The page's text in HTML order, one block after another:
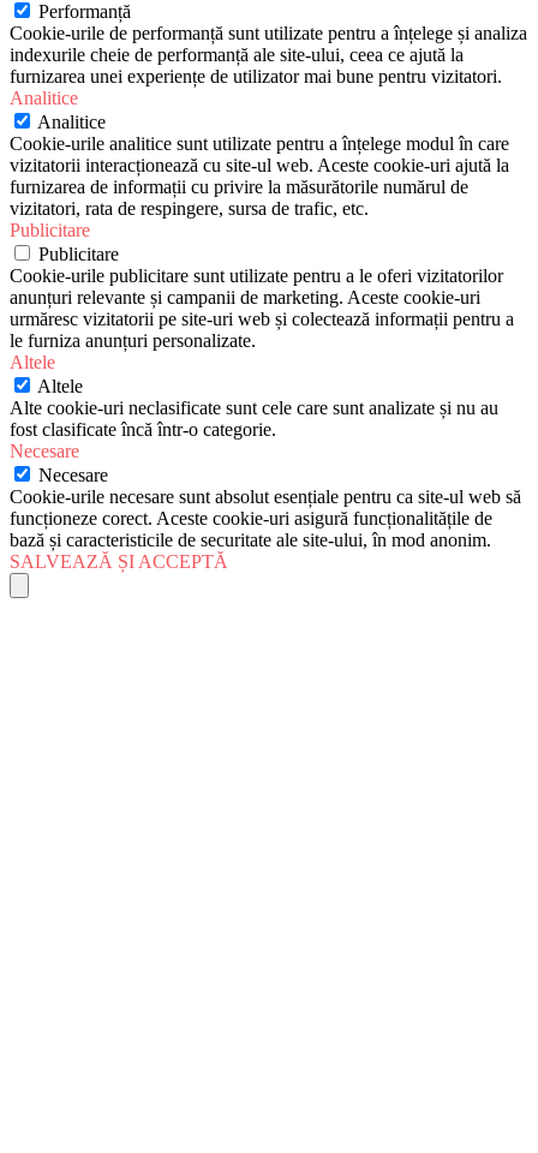
Performanță
Cookie-urile de performanță sunt utilizate pentru a înțelege și analiza
indexurile cheie de performanță ale site-ului, ceea ce ajută la
furnizarea unei experiențe de utilizator mai bune pentru vizitatori.
Analitice
Analitice
Cookie-urile analitice sunt utilizate pentru a înțelege modul în care
vizitatorii interacționează cu site-ul web. Aceste cookie-uri ajută la
furnizarea de informații cu privire la măsurătorile numărul de
vizitatori, rata de respingere, sursa de trafic, etc.
Publicitare
Publicitare
Cookie-urile publicitare sunt utilizate pentru a le oferi vizitatorilor
anunțuri relevante și campanii de marketing. Aceste cookie-uri
urmăresc vizitatorii pe site-uri web și colectează informații pentru a
le furniza anunțuri personalizate.
Altele
Altele
Alte cookie-uri neclasificate sunt cele care sunt analizate și nu au
fost clasificate încă într-o categorie.
Necesare
Necesare
Cookie-urile necesare sunt absolut esențiale pentru ca site-ul web să
funcționeze corect. Aceste cookie-uri asigură funcționalitățile de
bază și caracteristicile de securitate ale site-ului, în mod anonim.
SALVEAZĂ ȘI ACCEPTĂ